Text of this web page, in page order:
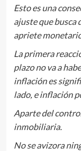
Esto es una
ajuste que busca
apriete
La primera
plazo no va a
inflación es
lado, e inflación
Aparte del
inmobiliaria.
No se avizora